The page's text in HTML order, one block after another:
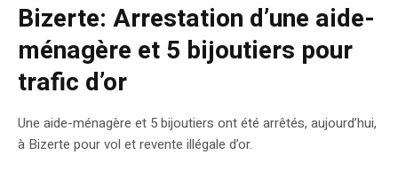
Bizerte: Arrestation d’une aide-
ménagère et 5 bijoutiers pour
trafic d’or
Une aide-ménagère et 5 bijoutiers ont été arrêtés, aujourd’hui,
à Bizerte pour vol et revente illégale d’or.